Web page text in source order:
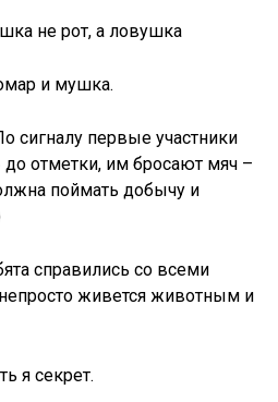
не рот, а ловушка
и мушка.
сигналу первые участники
отметки, им бросают мяч –
поймать добычу и
справились со всеми
живется животным и
я секрет.